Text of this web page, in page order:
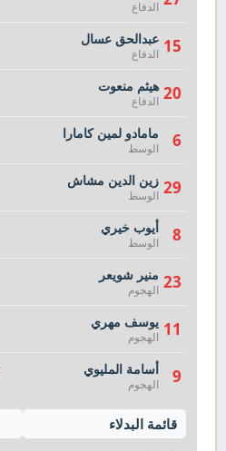
الدفاع
15 عبدالحق عسال
الدفاع
20 هيثم منعوت
الدفاع
6 مامادو لمين كامارا
الوسط
29 زين الدين مشاش
الوسط
8 أيوب خيري
الوسط
23 منير شويعر
الهجوم
11 يوسف مهري
الهجوم
9 أسامة المليوي
الهجوم
قائمة البدلاء